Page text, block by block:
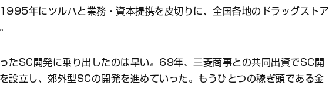
年にツルハと業務・資本提携を皮切りに、全国各地のドラッグストア
たSC開発に乗り出したのは早い。69年、三菱商事との共同出資でSC開
設立し、郊外型SCの開発を進めていった。もうひとつの稼ぎ頭である金